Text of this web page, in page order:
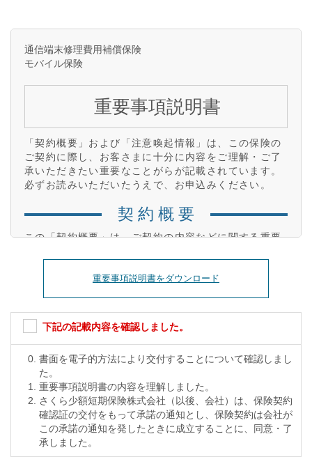
通信端末修理費用補償保険
モバイル保険
重要事項説明書
「契約概要」および「注意喚起情報」は、この保険の
ご契約に際し、お客さまに十分に内容をご理解・ご了
承いただきたい重要なことがらが記載されています。
必ずお読みいただいたうえで、お申込みください。
契 約 概 要
この「契約概要」は、ご契約の内容などに関する重要
確認・ご了承のうえ、お申込みいただきますようお願
01商品のしくみと補償内容について
【特徴】
この保険は、被保険者が所有または使用する通信端末
に外装破損、損壊、水濡れ全損、故障、および盗難が
生じ修理費用などを負担したとき、または修理不能と
なった場合に保険金を支払う費用保険です。
【補償の対象となる通信端末】
被保険者が所有または使用する、日本国内で販売され
たメーカー純正の製品（日本法人を設立している日本
重要事項説明書をダウンロード
下記の記載内容を確認しました。
書面を電子的方法により交付することについて確認しまし
た。
重要事項説明書の内容を理解しました。
さくら少額短期保険株式会社（以後、会社）は、保険契約
確認証の交付をもって承諾の通知とし、保険契約は会社が
この承諾の通知を発したときに成立することに、同意・了
承しました。